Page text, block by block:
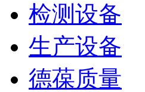
检测设备
生产设备
德葆质量